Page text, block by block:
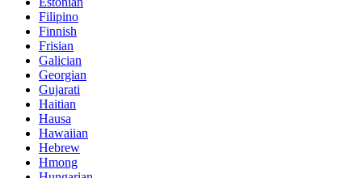
Filipino
Finnish
Frisian
Galician
Georgian
Gujarati
Haitian
Hausa
Hawaiian
Hebrew
Hmong